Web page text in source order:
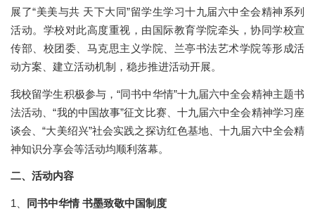
展了“美美与共 天下大同”留学生学习十九届六中全会精神系列
活动。学校对此高度重视，由国际教育学院牵头，协同学校宣
传部、校团委、马克思主义学院、兰亭书法艺术学院等形成活
动方案、建立活动机制，稳步推进活动开展。
我校留学生积极参与，“同书中华情”十九届六中全会精神主题书
法活动、“我的中国故事”征文比赛、十九届六中全会精神学习座
谈会、“大美绍兴”社会实践之探访红色基地、十九届六中全会精
神知识分享会等活动均顺利落幕。
二、活动内容
1 同书中华情 书墨致敬中国制度